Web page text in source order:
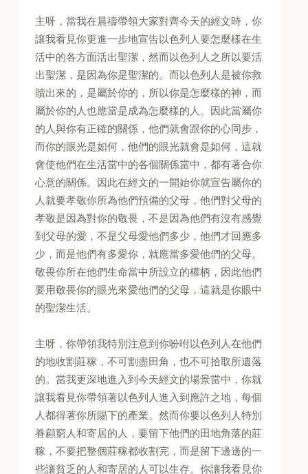
主呀，當我在晨禱帶領大家對齊今天的經文時，你
讓我看見你更進一步地宣告以色列人要怎麼樣在生
活中的各方面活出聖潔，然而以色列人之所以要活
出聖潔，是因為你是聖潔的。而以色列人是被你救
贖出來的，是屬於你的，所以你是怎麼樣的神，而
屬於你的人也應當是成為怎麼樣的人。因此當屬你
的人與你有正確的關係，他們就會跟你的心同步，
而你的眼光是如何，他們的眼光就會是如何，這就
會使他們在生活當中的各個關係當中，都有著合你
心意的關係。因此在經文的一開始你就宣告屬你的
人就要孝敬你所為他們預備的父母，他們對父母的
孝敬是因為對你的敬畏，不是因為他們有沒有感覺
到父母的愛，不是父母愛他們多少，他們才回應多
少，而是他們有多愛你，就應當多愛他們的父母。
敬畏你所在他們生命當中所設立的權柄，因此他們
要用敬畏你的眼光來愛他們的父母，這就是你眼中
的聖潔生活。
主呀，你帶領我特別注意到你吩咐以色列人在他們
的地收割莊稼，不可割盡田角，也不可拾取所遺落
的。當我更深地進入到今天經文的場景當中，你就
讓我看見你帶領著以色列人進入到應許之地，每個
人都得著你所賜下的產業。然而你要以色列人特別
眷顧窮人和寄居的人，要留下他們的田地角落的莊
稼，不要把整個莊稼都收割完，而是留下邊邊的一
些讓貧乏的人和寄居的人可以生存。你讓我看見你